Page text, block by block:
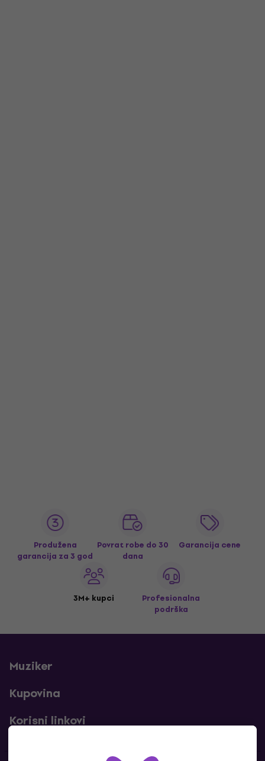
Produžena
garancija za 3 god
Povrat robe do 30
dana
Garancija cene
3M+ kupci
Profesionalna
podrška
Muziker
Kupovina
Korisni linkovi